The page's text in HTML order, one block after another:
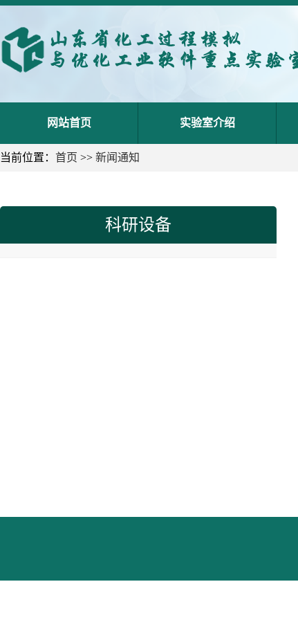
网站首页 实验室介绍
当前位置： 首页 >> 新闻通知
科研设备